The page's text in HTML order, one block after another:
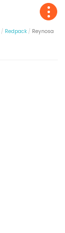
Redpack Reynosa